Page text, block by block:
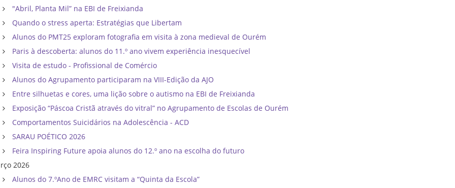
"Abril, Planta Mil” na EBI de Freixianda
Quando o stress aperta: Estratégias que Libertam
Alunos do PMT25 exploram fotografia em visita à zona medieval de Ourém
Paris à descoberta: alunos do 11.º ano vivem experiência inesquecível
Visita de estudo - Profissional de Comércio
Alunos do Agrupamento participaram na VIII-Edição da AJO
Entre silhuetas e cores, uma lição sobre o autismo na EBI de Freixianda
Exposição “Páscoa Cristã através do vitral” no Agrupamento de Escolas de Ourém
Comportamentos Suicidários na Adolescência - ACD
SARAU POÉTICO 2026
Feira Inspiring Future apoia alunos do 12.º ano na escolha do futuro
2026
Alunos do 7.ºAno de EMRC visitam a “Quinta da Escola”